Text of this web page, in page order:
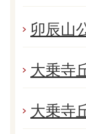
卯辰山
大乗寺
大乗寺